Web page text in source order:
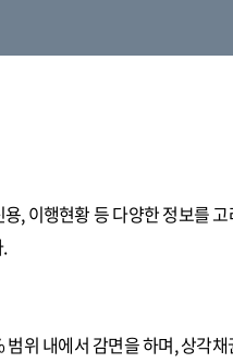
, 이행현황 등 다양한 정보를
위 내에서 감면을 하며, 상각